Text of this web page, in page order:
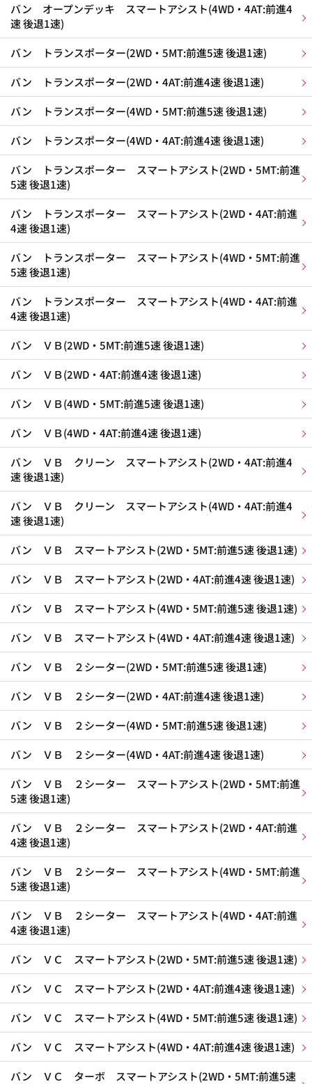
バン オープンデッキ スマートアシスト(4WD・4AT:前進4
速 後退1速)
バン トランスポーター(2WD・5MT:前進5速 後退1速)
バン トランスポーター(2WD・4AT:前進4速 後退1速)
バン トランスポーター(4WD・5MT:前進5速 後退1速)
バン トランスポーター(4WD・4AT:前進4速 後退1速)
バン トランスポーター スマートアシスト(2WD・5MT:前進
5速 後退1速)
バン トランスポーター スマートアシスト(2WD・4AT:前進
4速 後退1速)
バン トランスポーター スマートアシスト(4WD・5MT:前進
5速 後退1速)
バン トランスポーター スマートアシスト(4WD・4AT:前進
4速 後退1速)
バン ＶＢ(2WD・5MT:前進5速 後退1速)
バン ＶＢ(2WD・4AT:前進4速 後退1速)
バン ＶＢ(4WD・5MT:前進5速 後退1速)
バン ＶＢ(4WD・4AT:前進4速 後退1速)
バン ＶＢ クリーン スマートアシスト(2WD・4AT:前進4
速 後退1速)
バン ＶＢ クリーン スマートアシスト(4WD・4AT:前進4
速 後退1速)
バン ＶＢ スマートアシスト(2WD・5MT:前進5速 後退1速)
バン ＶＢ スマートアシスト(2WD・4AT:前進4速 後退1速)
バン ＶＢ スマートアシスト(4WD・5MT:前進5速 後退1速)
バン ＶＢ スマートアシスト(4WD・4AT:前進4速 後退1速)
バン ＶＢ ２シーター(2WD・5MT:前進5速 後退1速)
バン ＶＢ ２シーター(2WD・4AT:前進4速 後退1速)
バン ＶＢ ２シーター(4WD・5MT:前進5速 後退1速)
バン ＶＢ ２シーター(4WD・4AT:前進4速 後退1速)
バン ＶＢ ２シーター スマートアシスト(2WD・5MT:前進
5速 後退1速)
バン ＶＢ ２シーター スマートアシスト(2WD・4AT:前進
4速 後退1速)
バン ＶＢ ２シーター スマートアシスト(4WD・5MT:前進
5速 後退1速)
バン ＶＢ ２シーター スマートアシスト(4WD・4AT:前進
4速 後退1速)
バン ＶＣ スマートアシスト(2WD・5MT:前進5速 後退1速)
バン ＶＣ スマートアシスト(2WD・4AT:前進4速 後退1速)
バン ＶＣ スマートアシスト(4WD・5MT:前進5速 後退1速)
バン ＶＣ スマートアシスト(4WD・4AT:前進4速 後退1速)
バン ＶＣ ターボ スマートアシスト(2WD・5MT:前進5速